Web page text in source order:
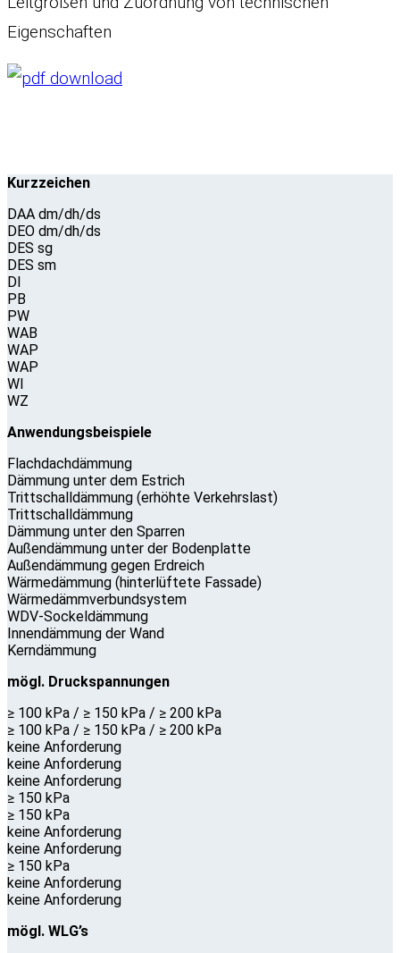
Eigenschaften
Kurzzeichen
DAA dm/dh/ds
DEO dm/dh/ds
DES sg
DES sm
DI
PB
PW
WAB
WAP
WAP
WI
WZ
Anwendungsbeispiele
Flachdachdämmung
Dämmung unter dem Estrich
Trittschalldämmung (erhöhte Verkehrslast)
Trittschalldämmung
Dämmung unter den Sparren
Außendämmung unter der Bodenplatte
Außendämmung gegen Erdreich
Wärmedämmung (hinterlüftete Fassade)
Wärmedämmverbundsystem
WDV-Sockeldämmung
Innendämmung der Wand
Kerndämmung
mögl. Druckspannungen
≥ 100 kPa / ≥ 150 kPa / ≥ 200 kPa
≥ 100 kPa / ≥ 150 kPa / ≥ 200 kPa
keine Anforderung
keine Anforderung
keine Anforderung
≥ 150 kPa
≥ 150 kPa
keine Anforderung
keine Anforderung
≥ 150 kPa
keine Anforderung
keine Anforderung
mögl. WLG’s